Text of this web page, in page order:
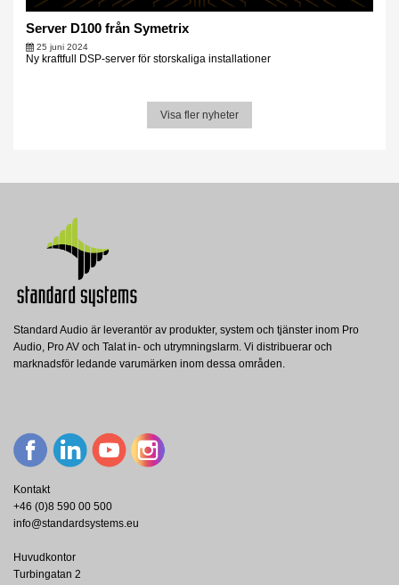
Server D100 från Symetrix
25 juni 2024
Ny kraftfull DSP-server för storskaliga installationer
Visa fler nyheter
Standard Audio är leverantör av produkter, system och tjänster inom Pro
Audio, Pro AV och Talat in- och utrymningslarm. Vi distribuerar och
marknadsför ledande varumärken inom dessa områden.
Kontakt
+46 (0)8 590 00 500
info@standardsystems.eu
Huvudkontor
Turbingatan 2